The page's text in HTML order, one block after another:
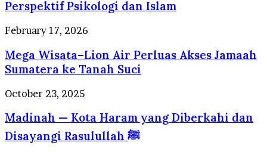
Hati
Adem:
Panduan
Sehat
Jiwa
dan
dalam
Psikologi
dan
Islam
Perspektif Psikologi dan Islam
Mega
Lion
Air
Perluas
Akses
Sumatera
ke
Tanah
February 17, 2026
Mega Wisata–Lion Air Perluas Akses Jamaah
Sumatera ke Tanah Suci
Madinah
Kota
Haram
yang
October 23, 2025
Madinah — Kota Haram yang Diberkahi dan
Disayangi Rasulullah ﷺ